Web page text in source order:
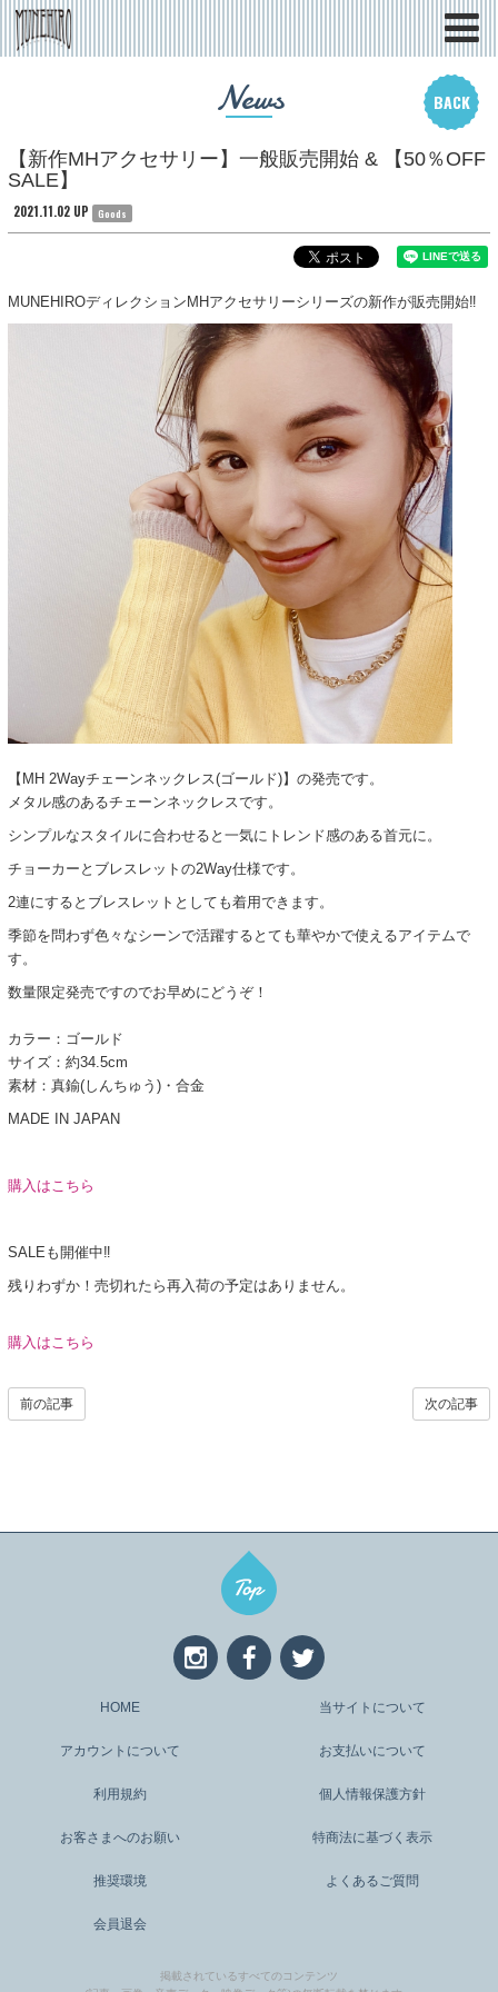
News BACK
【新作MHアクセサリー】一般販売開始 & 【50％OFF
SALE】
2021.11.02 UP Goods
MUNEHIROディレクションMHアクセサリーシリーズの新作が販売開始‼
【MH 2Wayチェーンネックレス(ゴールド)】の発売です。
メタル感のあるチェーンネックレスです。
シンプルなスタイルに合わせると一気にトレンド感のある首元に。
チョーカーとブレスレットの2Way仕様です。
2連にするとブレスレットとしても着用できます。
季節を問わず色々なシーンで活躍するとても華やかで使えるアイテムで
す。
数量限定発売ですのでお早めにどうぞ！
カラー：ゴールド
サイズ：約34.5cm
素材：真鍮(しんちゅう)・合金
MADE IN JAPAN
購入はこちら
SALEも開催中‼︎
残りわずか！売切れたら再入荷の予定はありません。
購入はこちら
次の記事
前の記事
HOME 当サイトについて
アカウントについて お支払いについて
利用規約 個人情報保護方針
お客さまへのお願い 特商法に基づく表示
推奨環境 よくあるご質問
会員退会
掲載されているすべてのコンテンツ